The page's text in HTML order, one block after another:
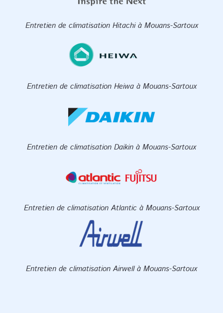
Entretien de climatisation Hitachi à Mouans-Sartoux
Entretien de climatisation Heiwa à Mouans-Sartoux
Entretien de climatisation Daikin à Mouans-Sartoux
Entretien de climatisation Atlantic à Mouans-Sartoux
Entretien de climatisation Airwell à Mouans-Sartoux